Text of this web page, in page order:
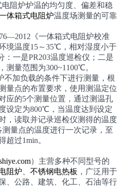
阻炉炉温的均匀度、偏差和稳
体箱式电阻炉温度场测量的可靠
《一体箱式电阻炉校准
境温度15～35℃，相对湿度小于
：一是PR203温度巡检仪；二是
测量范围为300~1100℃。
不加负载的条件下进行测量，根
量点的布置要求，使用测温定位
应的5个测量位置，通过测温孔
设定为800℃，当温度达到设定
，读取并记录巡检仪测得的温度
测量点的温度进行一次记录，至
超过1min。
）主营多种不同型号的
阻炉 不锈钢电热板 ，广泛用于
、公路、建筑、化工、石油等行